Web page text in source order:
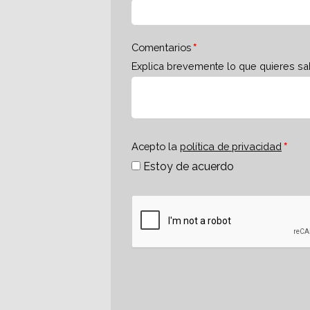
Comentarios
Explica brevemente lo que quieres
Acepto la política de privacidad
Estoy de acuerdo